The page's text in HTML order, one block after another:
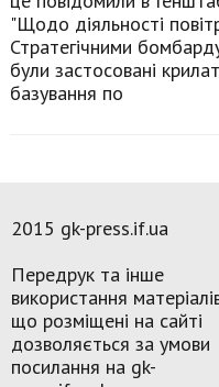
"Щодо діяльності
Стратегічними
були застосовані
базування по
2015 gk-press.if.ua
Передрук та інше
використання
що розміщені на сайті
дозволяється за умови
посилання на gk-